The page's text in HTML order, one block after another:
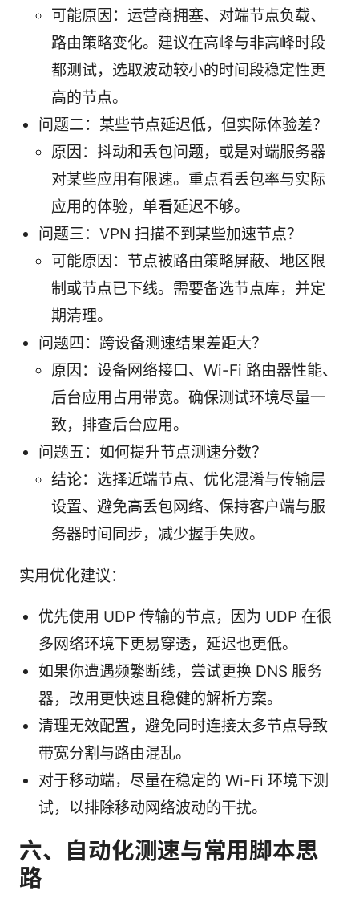
可能原因：运营商拥塞、对端节点负载、
路由策略变化。建议在高峰与非高峰时段
都测试，选取波动较小的时间段稳定性更
高的节点。
问题二：某些节点延迟低，但实际体验差？
原因：抖动和丢包问题，或是对端服务器
对某些应用有限速。重点看丢包率与实际
应用的体验，单看延迟不够。
问题三：VPN 扫描不到某些加速节点？
可能原因：节点被路由策略屏蔽、地区限
制或节点已下线。需要备选节点库，并定
期清理。
问题四：跨设备测速结果差距大？
原因：设备网络接口、Wi-Fi 路由器性能、
后台应用占用带宽。确保测试环境尽量一
致，排查后台应用。
问题五：如何提升节点测速分数？
结论：选择近端节点、优化混淆与传输层
设置、避免高丢包网络、保持客户端与服
务器时间同步，减少握手失败。
实用优化建议：
优先使用 UDP 传输的节点，因为 UDP 在很
多网络环境下更易穿透，延迟也更低。
如果你遭遇频繁断线，尝试更换 DNS 服务
器，改用更快速且稳健的解析方案。
清理无效配置，避免同时连接太多节点导致
带宽分割与路由混乱。
对于移动端，尽量在稳定的 Wi-Fi 环境下测
试，以排除移动网络波动的干扰。
六、自动化测速与常用脚本思
路